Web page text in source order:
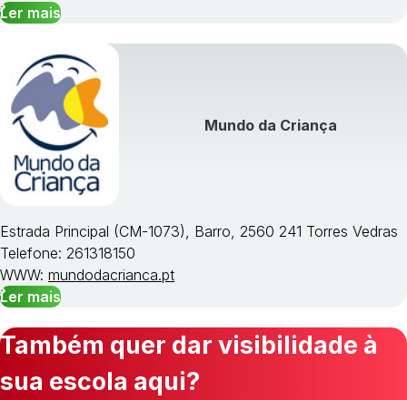
Ler mais
Mundo da Criança
Estrada Principal (CM-1073), Barro, 2560 241 Torres Vedras
Telefone: 261318150
WWW: mundodacrianca.pt
Ler mais
Também quer dar visibilidade à
sua escola aqui?